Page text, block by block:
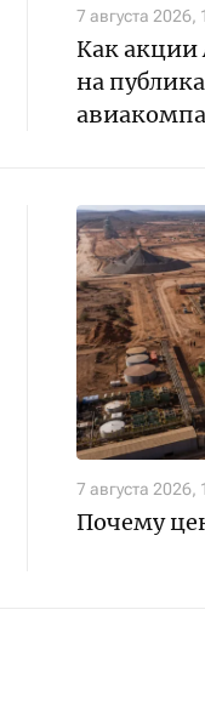
7 августа 2026,
Как акции
на
7 августа 2026,
Почему